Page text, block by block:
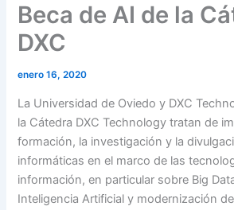
Beca de AI de la
DXC
enero 16, 2020
La Universidad de Oviedo y DXC
la Cátedra DXC Technology tratan de
formación, la investigación y la
informáticas en el marco de las
información, en particular sobre Big
Inteligencia Artificial y modernización